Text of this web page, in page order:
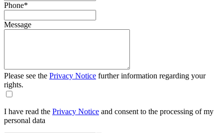
Phone*
Message
Please see the Privacy Notice further information regarding your
rights.
I have read the Privacy Notice and consent to the processing of my
personal data